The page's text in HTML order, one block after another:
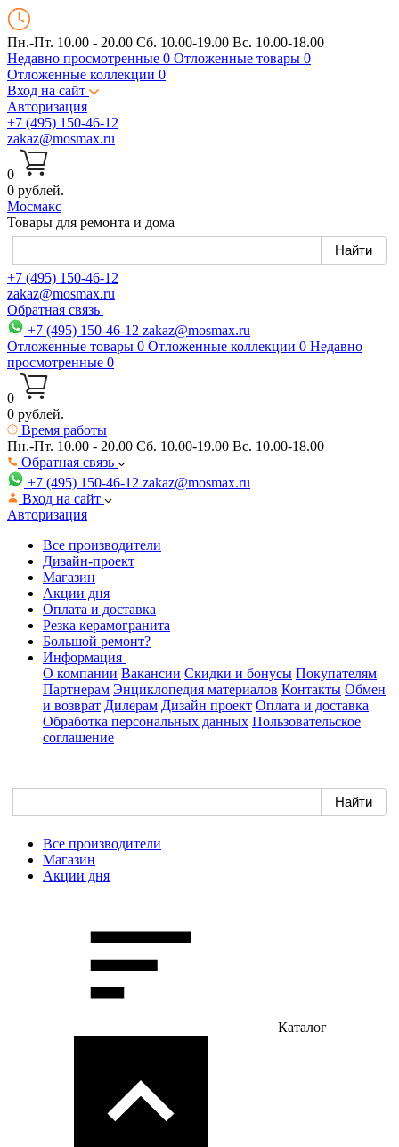
Пн.-Пт. 10.00 - 20.00 Сб. 10.00-19.00 Вс. 10.00-18.00
Недавно просмотренные 0 Отложенные товары 0
Отложенные коллекции 0
Вход на сайт
Авторизация
+7 (495) 150-46-12
zakaz@mosmax.ru
0
0 рублей.
Мосмакс
Товары для ремонта и дома
+7 (495) 150-46-12
zakaz@mosmax.ru
Обратная связь
+7 (495) 150-46-12 zakaz@mosmax.ru
Отложенные товары 0 Отложенные коллекции 0 Недавно
просмотренные 0
0
0 рублей.
Время работы
Пн.-Пт. 10.00 - 20.00 Сб. 10.00-19.00 Вс. 10.00-18.00
Обратная связь
+7 (495) 150-46-12 zakaz@mosmax.ru
Вход на сайт
Авторизация
Все производители
Дизайн-проект
Магазин
Акции дня
Оплата и доставка
Резка керамогранита
Большой ремонт?
Информация
О компании Вакансии Скидки и бонусы Покупателям
Партнерам Энциклопедия материалов Контакты Обмен
и возврат Дилерам Дизайн проект Оплата и доставка
Обработка персональных данных Пользовательское
соглашение
Все производители
Магазин
Акции дня
Каталог